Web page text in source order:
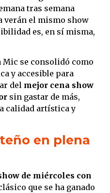
tras semana
verán el mismo show
es, en sí misma,
Mic se consolidó como
y accesible para
del mejor cena show
sin gastar de más,
calidad artística y
en plena
de miércoles con
que se ha ganado